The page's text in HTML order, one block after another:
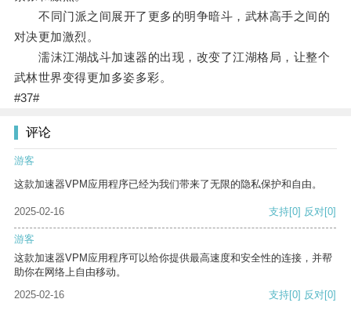
不同门派之间展开了更多的明争暗斗，武林高手之间的
对决更加激烈。
濡沫江湖战斗加速器的出现，改变了江湖格局，让整个
武林世界变得更加多姿多彩。
#37#
评论
游客
这款加速器VPM应用程序已经为我们带来了无限的隐私保护和自由。
2025-02-16 支持[0] 反对[0]
游客
这款加速器VPM应用程序可以给你提供最高速度和安全性的连接，并帮
助你在网络上自由移动。
2025-02-16
支持[0] 反对[0]